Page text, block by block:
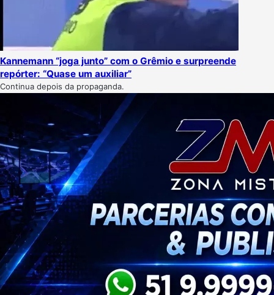
Kannemann “joga junto” com o Grêmio e surpreende
repórter: “Quase um auxiliar”
Continua depois da propaganda.